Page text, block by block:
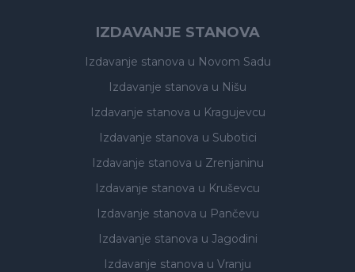
IZDAVANJE STANOVA
Izdavanje stanova u Novom Sadu
Izdavanje stanova u Nišu
Izdavanje stanova u Kragujevcu
Izdavanje stanova u Subotici
Izdavanje stanova u Zrenjaninu
Izdavanje stanova u Kruševcu
Izdavanje stanova u Pančevu
Izdavanje stanova u Jagodini
Izdavanje stanova u Vranju